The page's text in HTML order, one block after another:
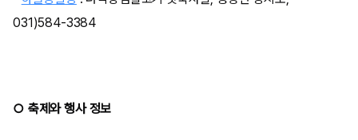
031)584-3384
○ 축제와 행사 정보